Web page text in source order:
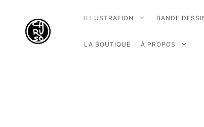
ILLUSTRATION BANDE
LA BOUTIQUE À PROPOS